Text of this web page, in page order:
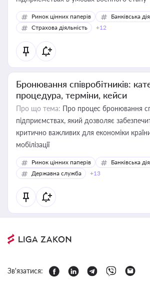
Ринок цінних паперів
Банківська
Страхова діяльність
+12
Бронювання співробітників:
процедура, терміни, кейси
Про що тема: Про процес бронювання
підприємствах, який дозволяє
критично важливих для економіки
мобілізації
Ринок цінних паперів
Банківська
Державна служба
+13
Зв'язатися: